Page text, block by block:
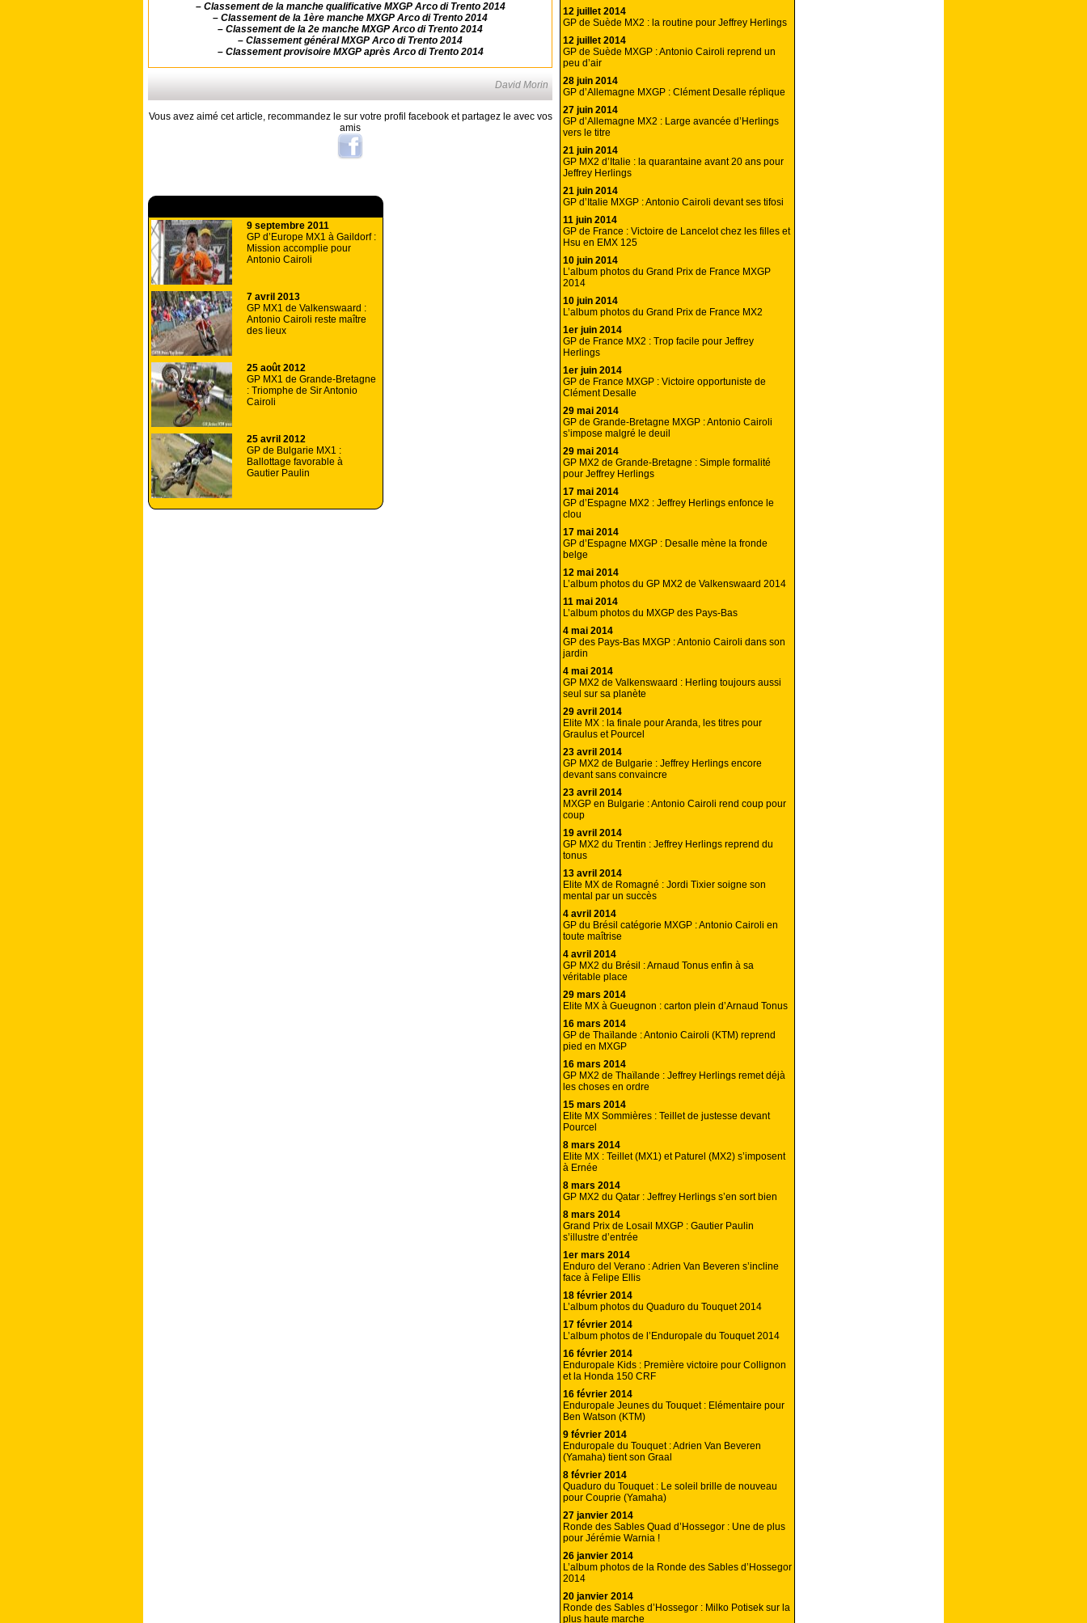
– Classement de la manche qualificative MXGP Arco di Trento 2014
– Classement de la 1ère manche MXGP Arco di Trento 2014
– Classement de la 2e manche MXGP Arco di Trento 2014
– Classement général MXGP Arco di Trento 2014
– Classement provisoire MXGP après Arco di Trento 2014
David Morin
Vous avez aimé cet article, recommandez le sur votre profil facebook et partagez le avec vos
amis
9 septembre 2011
GP d’Europe MX1 à Gaildorf :
Mission accomplie pour
Antonio Cairoli
7 avril 2013
GP MX1 de Valkenswaard :
Antonio Cairoli reste maître
des lieux
25 août 2012
GP MX1 de Grande-Bretagne
: Triomphe de Sir Antonio
Cairoli
25 avril 2012
GP de Bulgarie MX1 :
Ballottage favorable à
Gautier Paulin
12 juillet 2014
GP de Suède MX2 : la routine pour Jeffrey Herlings
12 juillet 2014
GP de Suède MXGP : Antonio Cairoli reprend un
peu d’air
28 juin 2014
GP d’Allemagne MXGP : Clément Desalle réplique
27 juin 2014
GP d’Allemagne MX2 : Large avancée d’Herlings
vers le titre
21 juin 2014
GP MX2 d’Italie : la quarantaine avant 20 ans pour
Jeffrey Herlings
21 juin 2014
GP d’Italie MXGP : Antonio Cairoli devant ses tifosi
11 juin 2014
GP de France : Victoire de Lancelot chez les filles et
Hsu en EMX 125
10 juin 2014
L’album photos du Grand Prix de France MXGP
2014
10 juin 2014
L’album photos du Grand Prix de France MX2
1er juin 2014
GP de France MX2 : Trop facile pour Jeffrey
Herlings
1er juin 2014
GP de France MXGP : Victoire opportuniste de
Clément Desalle
29 mai 2014
GP de Grande-Bretagne MXGP : Antonio Cairoli
s’impose malgré le deuil
29 mai 2014
GP MX2 de Grande-Bretagne : Simple formalité
pour Jeffrey Herlings
17 mai 2014
GP d’Espagne MX2 : Jeffrey Herlings enfonce le
clou
17 mai 2014
GP d’Espagne MXGP : Desalle mène la fronde
belge
12 mai 2014
L’album photos du GP MX2 de Valkenswaard 2014
11 mai 2014
L’album photos du MXGP des Pays-Bas
4 mai 2014
GP des Pays-Bas MXGP : Antonio Cairoli dans son
jardin
4 mai 2014
GP MX2 de Valkenswaard : Herling toujours aussi
seul sur sa planète
29 avril 2014
Elite MX : la finale pour Aranda, les titres pour
Graulus et Pourcel
23 avril 2014
GP MX2 de Bulgarie : Jeffrey Herlings encore
devant sans convaincre
23 avril 2014
MXGP en Bulgarie : Antonio Cairoli rend coup pour
coup
19 avril 2014
GP MX2 du Trentin : Jeffrey Herlings reprend du
tonus
13 avril 2014
Elite MX de Romagné : Jordi Tixier soigne son
mental par un succès
4 avril 2014
GP du Brésil catégorie MXGP : Antonio Cairoli en
toute maîtrise
4 avril 2014
GP MX2 du Brésil : Arnaud Tonus enfin à sa
véritable place
29 mars 2014
Elite MX à Gueugnon : carton plein d’Arnaud Tonus
16 mars 2014
GP de Thaïlande : Antonio Cairoli (KTM) reprend
pied en MXGP
16 mars 2014
GP MX2 de Thaïlande : Jeffrey Herlings remet déjà
les choses en ordre
15 mars 2014
Elite MX Sommières : Teillet de justesse devant
Pourcel
8 mars 2014
Elite MX : Teillet (MX1) et Paturel (MX2) s’imposent
à Ernée
8 mars 2014
GP MX2 du Qatar : Jeffrey Herlings s’en sort bien
8 mars 2014
Grand Prix de Losail MXGP : Gautier Paulin
s’illustre d’entrée
1er mars 2014
Enduro del Verano : Adrien Van Beveren s’incline
face à Felipe Ellis
18 février 2014
L’album photos du Quaduro du Touquet 2014
17 février 2014
L’album photos de l’Enduropale du Touquet 2014
16 février 2014
Enduropale Kids : Première victoire pour Collignon
et la Honda 150 CRF
16 février 2014
Enduropale Jeunes du Touquet : Elémentaire pour
Ben Watson (KTM)
9 février 2014
Enduropale du Touquet : Adrien Van Beveren
(Yamaha) tient son Graal
8 février 2014
Quaduro du Touquet : Le soleil brille de nouveau
pour Couprie (Yamaha)
27 janvier 2014
Ronde des Sables Quad d’Hossegor : Une de plus
pour Jérémie Warnia !
26 janvier 2014
L’album photos de la Ronde des Sables d’Hossegor
2014
20 janvier 2014
Ronde des Sables d’Hossegor : Milko Potisek sur la
plus haute marche